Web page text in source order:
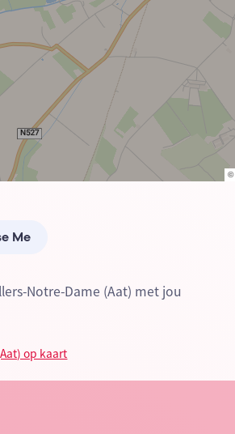
©
Me
Notre-Dame (Aat) met jou
op kaart